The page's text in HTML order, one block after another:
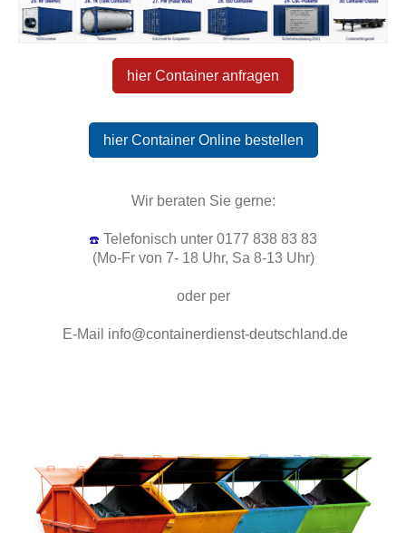
hier Container anfragen
hier Container Online bestellen
Wir beraten Sie gerne:
☎️ Telefonisch unter 0177 838 83 83
(Mo-Fr von 7- 18 Uhr, Sa 8-13 Uhr)
oder per
E-Mail info@containerdienst-deutschland.de